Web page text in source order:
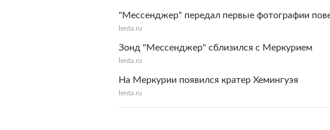
"Мессенджер" передал первые фотографии
lenta.ru
Зонд "Мессенджер" сблизился с Меркурием
lenta.ru
На Меркурии появился кратер Хемингуэя
lenta.ru